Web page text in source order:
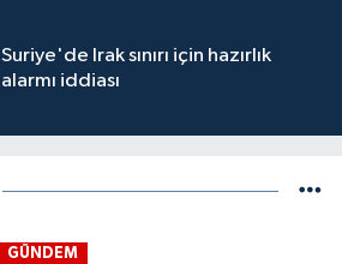
Suriye'de Irak sınırı için hazırlık
alarmı iddiası
GÜNDEM